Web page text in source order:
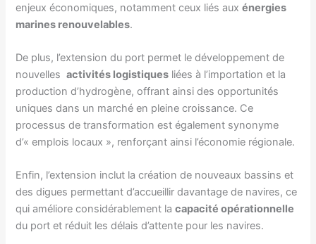
enjeux économiques, notamment ceux liés auxénergies
marines renouvelables.
De plus, l’extension du port permet le développement de
nouvellesactivités logistiques liées à l’importation et la
production d’hydrogène, offrant ainsi des opportunités
uniques dans un marché en pleine croissance. Ce
processus de transformation est également synonyme
d’« emplois locaux », renforçant ainsi l’économie régionale.
Enfin, l’extension inclut la création de nouveaux bassins et
des digues permettant d’accueillir davantage de navires, ce
qui améliore considérablement lacapacité opérationnelle
du port et réduit les délais d’attente pour les navires.